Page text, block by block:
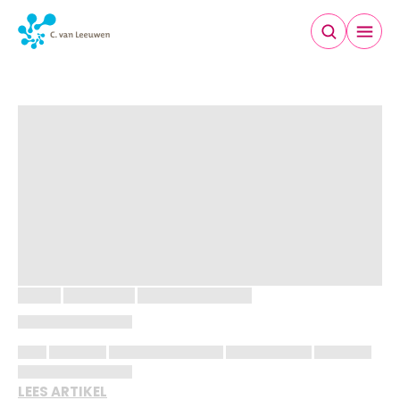
LEES ARTIKEL